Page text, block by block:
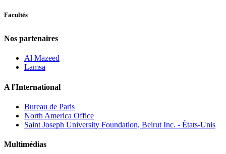
Facultés
Nos partenaires
Al Mazeed
Lamsa
A l'International
Bureau de Paris
North America Office
Saint Joseph University Foundation, Beirut Inc. - États-Unis
Multimédias